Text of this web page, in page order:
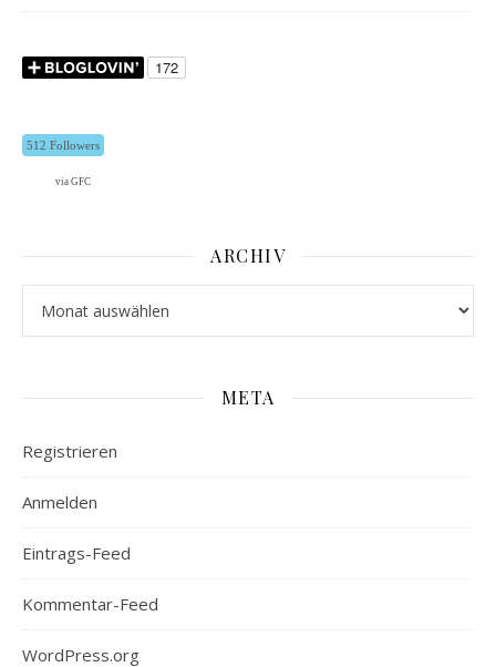
512 Followers
via GFC
ARCHIV
META
Registrieren
Anmelden
Eintrags-Feed
Kommentar-Feed
WordPress.org